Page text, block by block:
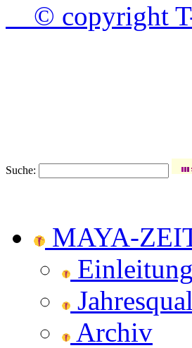
© copyright
Suche:
MAYA-
Einleitung
Archiv